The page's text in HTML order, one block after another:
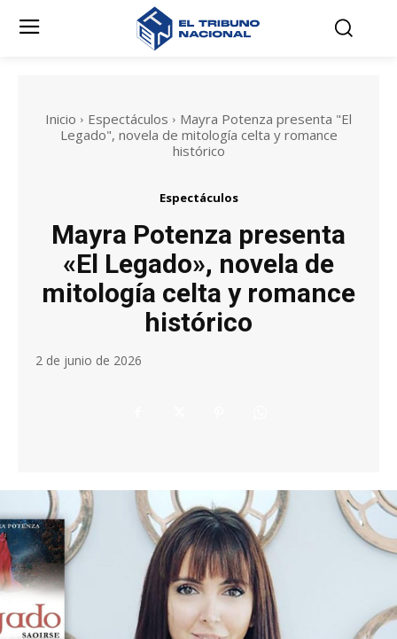
Inicio Espectáculos
Mayra Potenza presenta "El
Legado", novela de mitología celta y romance
histórico
Espectáculos
Mayra Potenza presenta
«El Legado», novela de
mitología celta y romance
histórico
2 de junio de 2026